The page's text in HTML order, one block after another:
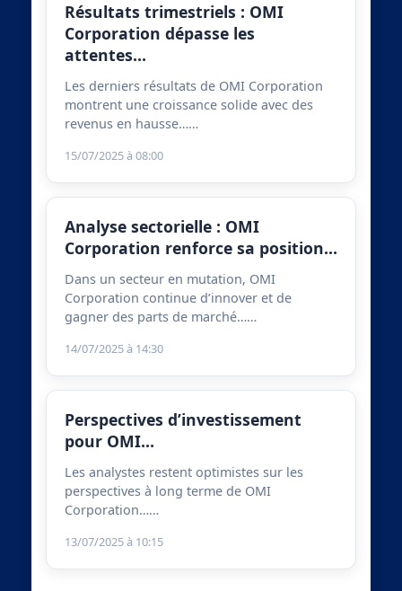
Résultats trimestriels : OMI
Corporation dépasse les
attentes…
Les derniers résultats de OMI Corporation
montrent une croissance solide avec des
revenus en hausse……
15/07/2025 à 08:00
Analyse sectorielle : OMI
Corporation renforce sa position…
Dans un secteur en mutation, OMI
Corporation continue d’innover et de
gagner des parts de marché……
14/07/2025 à 14:30
Perspectives d’investissement
pour OMI…
Les analystes restent optimistes sur les
perspectives à long terme de OMI
Corporation……
13/07/2025 à 10:15